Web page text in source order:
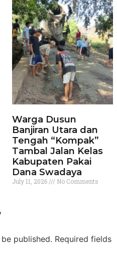
Warga Dusun
Banjiran Utara dan
Tengah “Kompak”
Tambal Jalan Kelas
Kabupaten Pakai
Dana Swadaya
July 11, 2026 No Comments
published. Required fields